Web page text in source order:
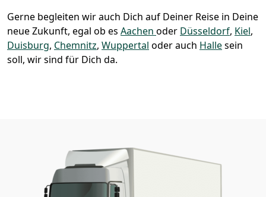
Gerne begleiten wir auch Dich auf Deiner Reise in Deine
neue Zukunft, egal ob es Aachen oder Düsseldorf, Kiel,
Duisburg, Chemnitz, Wuppertal oder auch Hallesein
soll, wir sind für Dich da.